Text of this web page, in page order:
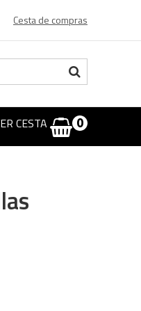
Cesta de compras
CESTA 0